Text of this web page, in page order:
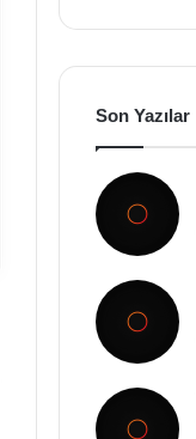
Son Yazılar